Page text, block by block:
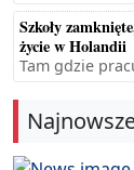
Szkoły
życie w Holandii
Tam gdzie